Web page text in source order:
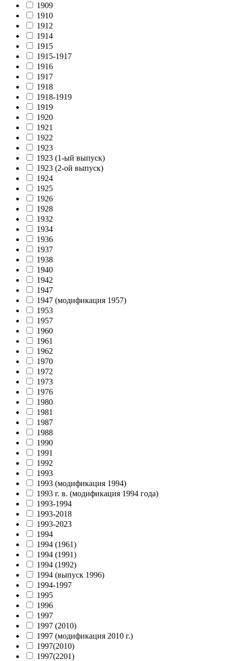
1909
1910
1912
1914
1915
1915-1917
1916
1917
1918
1918-1919
1919
1920
1921
1922
1923
1923 (1-ый выпуск)
1923 (2-ой выпуск)
1924
1925
1926
1928
1932
1934
1936
1937
1938
1940
1942
1947
1947 (модификация 1957)
1953
1957
1960
1961
1962
1970
1972
1973
1976
1980
1981
1987
1988
1990
1991
1992
1993
1993 (модификация 1994)
1993 г. в. (модификация 1994 года)
1993-1994
1993-2018
1993-2023
1994
1994 (1961)
1994 (1991)
1994 (1992)
1994 (выпуск 1996)
1994-1997
1995
1996
1997
1997 (2010)
1997 (модификация 2010 г.)
1997(2010)
1997(2201)